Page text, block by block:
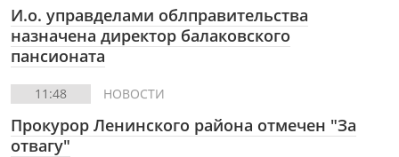
И.о. управделами облправительства
назначена директор балаковского
пансионата
11:48 НОВОСТИ
Прокурор Ленинского района отмечен "За
отвагу"